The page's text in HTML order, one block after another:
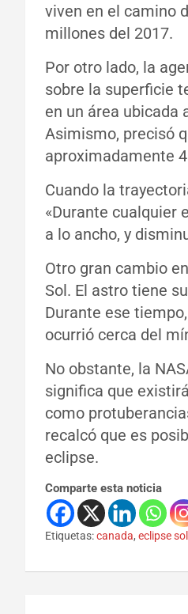
viven en el camino
millones del 2017.
Por otro lado, la
sobre la superficie
en un área ubicada
Asimismo, precisó
aproximadamente
Cuando la
«Durante cualquier
a lo ancho, y
Otro gran cambio
Sol. El astro tiene
Durante ese
ocurrió cerca del
No obstante, la
significa que
como
recalcó que es
eclipse.
Comparte esta noticia
Etiquetas:canada, eclipse